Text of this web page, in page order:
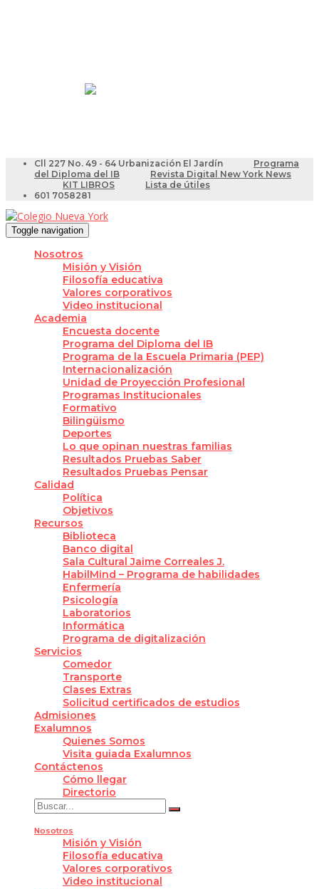
Cll 227 No. 49 - 64 Urbanización El Jardín
Programa
del Diploma del IB
Revista Digital New York News
KIT LIBROS
Lista de útiles
601 7058281
Toggle navigation
Nosotros
Misión y Visión
Filosofía educativa
Valores corporativos
Video institucional
Academia
Encuesta docente
Programa del Diploma del IB
Programa de la Escuela Primaria (PEP)
Internacionalización
Unidad de Proyección Profesional
Programas Institucionales
Formativo
Bilingüismo
Deportes
Lo que opinan nuestras familias
Resultados Pruebas Saber
Resultados Pruebas Pensar
Calidad
Política
Objetivos
Recursos
Biblioteca
Banco digital
Sala Cultural Jaime Correales J.
HabilMind – Programa de habilidades
Enfermería
Psicología
Laboratorios
Informática
Programa de digitalización
Servicios
Comedor
Transporte
Clases Extras
Solicitud certificados de estudios
Admisiones
Exalumnos
Quienes Somos
Visita guiada Exalumnos
Contáctenos
Cómo llegar
Directorio
Nosotros
Misión y Visión
Filosofía educativa
Valores corporativos
Video institucional